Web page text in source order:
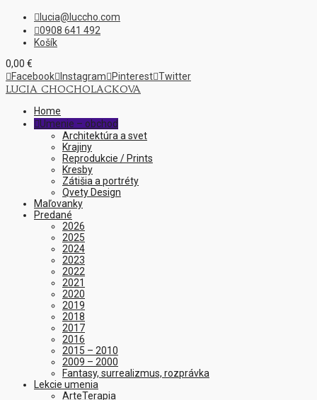
 lucia@luccho.com
0908 641 492
Košík
0,00 €
Facebook InstagramPinterestTwitter
LUCIA CHOCHOLACKOVA
Home
 Umenie – obchod
Architektúra a svet
Krajiny
Reprodukcie / Prints
Kresby
Zátišia a portréty
Qvety Design
Maľovanky
Predané
2026
2025
2024
2023
2022
2021
2020
2019
2018
2017
2016
2015 – 2010
2009 – 2000
Fantasy, surrealizmus, rozprávka
Lekcie umenia
ArteTerapia